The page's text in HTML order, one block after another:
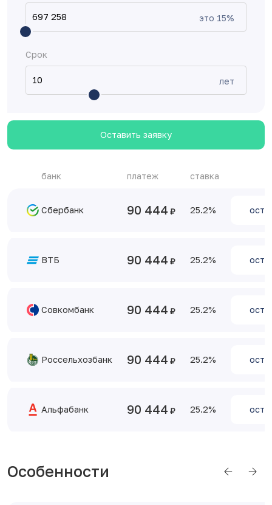
это 15%
Срок
лет
Оставить заявку
банк платеж ставка
Сбербанк 90 444 25.2
ВТБ 90 444 25.2
Совкомбанк 90 444 25.2
Россельхозбанк 90 444 25.2
Альфабанк 90 444 25.2
Особенности